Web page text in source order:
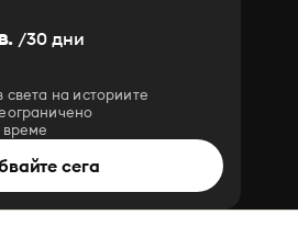
/30 дни
света на историите
време
сега